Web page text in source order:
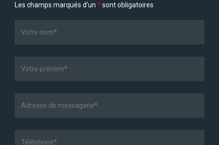
Les champs marqués d’un *sont obligatoires